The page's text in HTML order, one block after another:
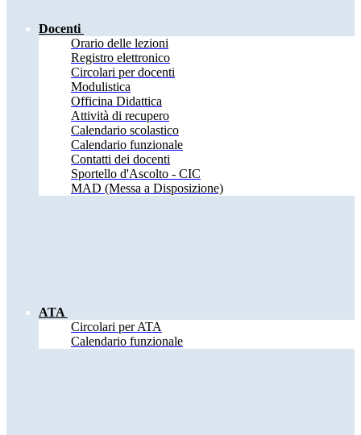
Docenti
Orario delle lezioni
Registro elettronico
Circolari per docenti
Modulistica
Officina Didattica
Attività di recupero
Calendario scolastico
Calendario funzionale
Contatti dei docenti
Sportello d'Ascolto - CIC
MAD (Messa a Disposizione)
ATA
Circolari per ATA
Calendario funzionale